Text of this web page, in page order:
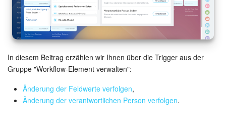
Mitarbeiter-Widget
Marketing
Vertriebsstelle
CRM-Analytik
In diesem Beitrag erzählen wir Ihnen über die Trigger aus der
Gruppe "Workflow-Element verwalten":
Änderung der Feldwerte verfolgen,
Änderung der verantwortlichen Person verfolgen.